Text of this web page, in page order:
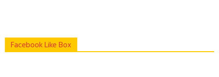
Facebook Like Box